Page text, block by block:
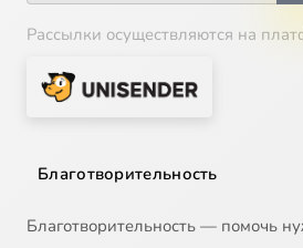
17 Антропология
18 Происхождение человека
Рассылки осуществляются на
Благотворительность
Благотворительность — помочь